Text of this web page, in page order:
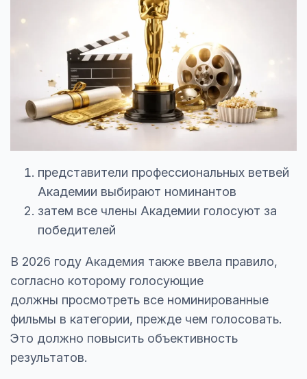
представители профессиональных ветвей
Академии выбирают номинантов
затем все члены Академии голосуют за
победителей
В 2026 году Академия также ввела правило,
согласно которому голосующие
должны просмотреть все номинированные
фильмы в категории, прежде чем голосовать.
Это должно повысить объективность
результатов.